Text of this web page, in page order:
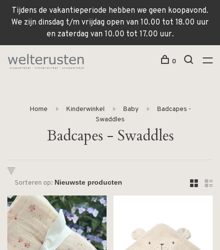
Tijdens de vakantieperiode hebben we geen koopavond.
We zijn dinsdag t/m vrijdag open van 10.00 tot 18.00 uur
en zaterdag van 10.00 tot 17.00 uur.
0
Home Kinderwinkel Baby
Badcapes -
Swaddles
Badcapes - Swaddles
Sorteren op: